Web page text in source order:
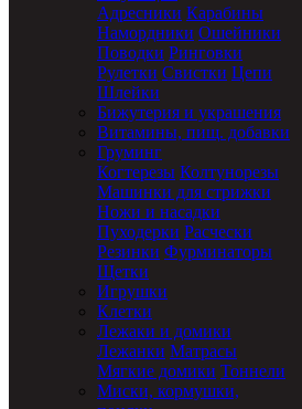
Адресники Карабины
Намордники Ошейники
Поводки Ринговки
Рулетки Свистки Цепи
Шлейки
Бижутерия и украшения
Витамины, пищ. добавки
Груминг
Когтерезы Колтунорезы
Машинки для стрижки
Ножи и насадки
Пуходерки Расчески
Резинки Фурминаторы
Щетки
Игрушки
Клетки
Лежаки и домики
Лежанки Матрасы
Мягкие домики Тоннели
Миски, кормушки,